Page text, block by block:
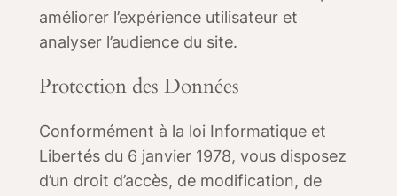
améliorer l’expérience utilisateur et
analyser l’audience du site.
Protection des Données
Conformément à la loi Informatique et
Libertés du 6 janvier 1978, vous disposez
d’un droit d’accès, de modification, de